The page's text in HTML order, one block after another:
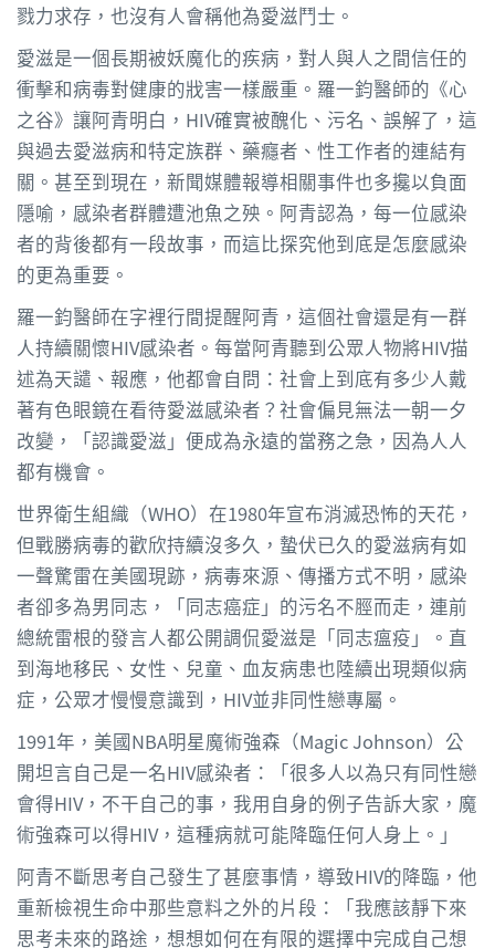
戮力求存，也沒有人會稱他為愛滋鬥士。
愛滋是一個長期被妖魔化的疾病，對人與人之間信任的
衝擊和病毒對健康的戕害一樣嚴重。羅一鈞醫師的《心
之谷》讓阿青明白，HIV確實被醜化、污名、誤解了，這
與過去愛滋病和特定族群、藥癮者、性工作者的連結有
關。甚至到現在，新聞媒體報導相關事件也多攙以負面
隱喻，感染者群體遭池魚之殃。阿青認為，每一位感染
者的背後都有一段故事，而這比探究他到底是怎麼感染
的更為重要。
羅一鈞醫師在字裡行間提醒阿青，這個社會還是有一群
人持續關懷HIV感染者。每當阿青聽到公眾人物將HIV描
述為天譴、報應，他都會自問：社會上到底有多少人戴
著有色眼鏡在看待愛滋感染者？社會偏見無法一朝一夕
改變，「認識愛滋」便成為永遠的當務之急，因為人人
都有機會。
世界衛生組織（WHO）在1980年宣布消滅恐怖的天花，
但戰勝病毒的歡欣持續沒多久，蟄伏已久的愛滋病有如
一聲驚雷在美國現跡，病毒來源、傳播方式不明，感染
者卻多為男同志，「同志癌症」的污名不脛而走，連前
總統雷根的發言人都公開調侃愛滋是「同志瘟疫」。直
到海地移民、女性、兒童、血友病患也陸續出現類似病
症，公眾才慢慢意識到，HIV並非同性戀專屬。
1991年，美國NBA明星魔術強森（Magic Johnson）公
開坦言自己是一名HIV感染者：「很多人以為只有同性戀
會得HIV，不干自己的事，我用自身的例子告訴大家，魔
術強森可以得HIV，這種病就可能降臨任何人身上。」
阿青不斷思考自己發生了甚麼事情，導致HIV的降臨，他
重新檢視生命中那些意料之外的片段：「我應該靜下來
思考未來的路途，想想如何在有限的選擇中完成自己想